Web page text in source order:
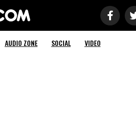
AUDIO ZONE SOCIAL VIDEO